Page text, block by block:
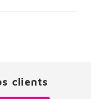
clients